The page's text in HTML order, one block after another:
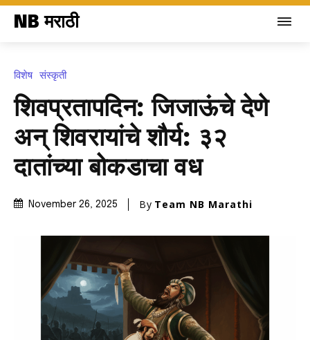
NB मराठी
विशेष संस्कृती
शिवप्रतापदिन: जिजाऊंचे देणे
अन् शिवरायांचे शौर्य: ३२
दातांच्या बोकडाचा वध
November 26, 2025 By Team NB Marathi